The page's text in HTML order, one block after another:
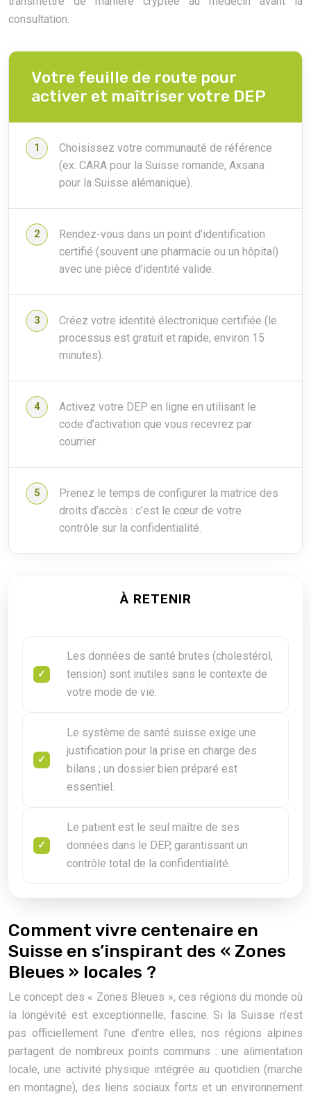
consultation.
Votre feuille de route pour
activer et maîtriser votre DEP
Choisissez votre communauté de référence
(ex: CARA pour la Suisse romande, Axsana
pour la Suisse alémanique).
Rendez-vous dans un point d’identification
certifié (souvent une pharmacie ou un hôpital)
avec une pièce d’identité valide.
Créez votre identité électronique certifiée (le
processus est gratuit et rapide, environ 15
minutes).
Activez votre DEP en ligne en utilisant le
code d’activation que vous recevrez par
courrier.
Prenez le temps de configurer la matrice des
droits d’accès : c’est le cœur de votre
contrôle sur la confidentialité.
À RETENIR
Les données de santé brutes (cholestérol,
tension) sont inutiles sans le contexte de
votre mode de vie.
Le système de santé suisse exige une
justification pour la prise en charge des
bilans ; un dossier bien préparé est
essentiel.
Le patient est le seul maître de ses
données dans le DEP, garantissant un
contrôle total de la confidentialité.
Comment vivre centenaire en
Suisse en s’inspirant des « Zones
Bleues » locales ?
Le concept des « Zones Bleues », ces régions du monde où
la longévité est exceptionnelle, fascine. Si la Suisse n’est
pas officiellement l’une d’entre elles, nos régions alpines
partagent de nombreux points communs : une alimentation
locale, une activité physique intégrée au quotidien (marche
en montagne), des liens sociaux forts et un environnement